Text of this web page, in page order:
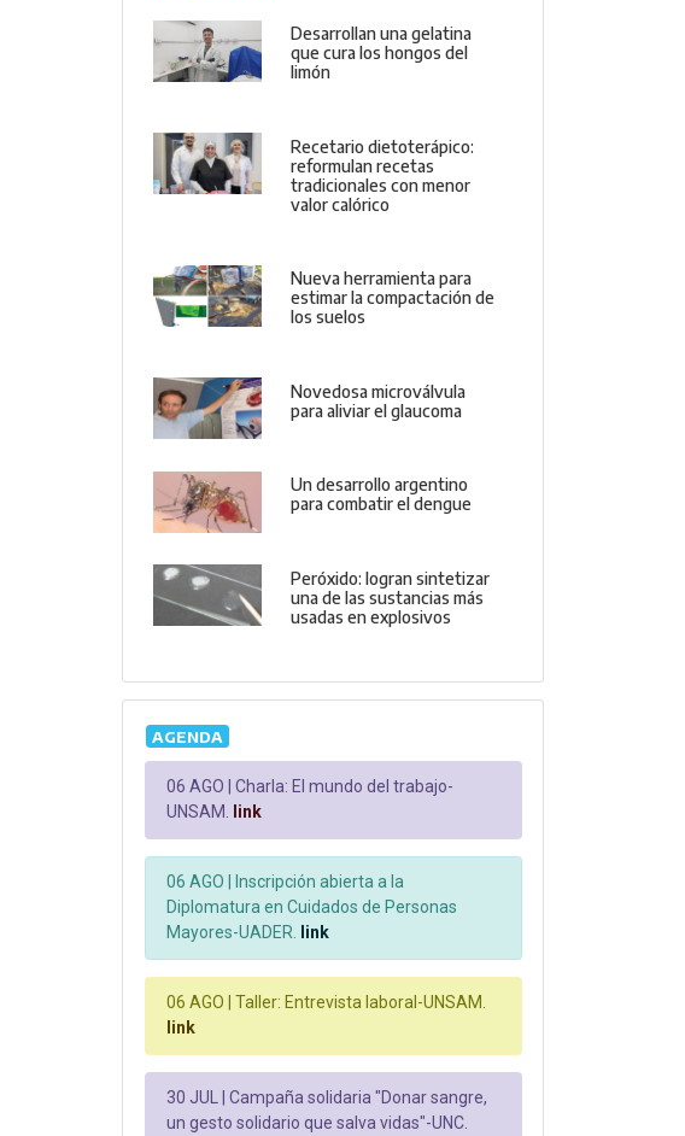
Desarrollan una gelatina
que cura los hongos del
limón
Recetario dietoterápico:
reformulan recetas
tradicionales con menor
valor calórico
Nueva herramienta para
estimar la compactación de
los suelos
Novedosa microválvula
para aliviar el glaucoma
Un desarrollo argentino
para combatir el dengue
Peróxido: logran sintetizar
una de las sustancias más
usadas en explosivos
AGENDA
06 AGO |
Charla: El mundo del trabajo-
UNSAM.
link
06 AGO |
Inscripción abierta a la
Diplomatura en Cuidados de Personas
Mayores-UADER.
link
06 AGO |
Taller: Entrevista laboral-UNSAM.
link
30 JUL |
Campaña solidaria "Donar sangre,
un gesto solidario que salva vidas"-UNC.